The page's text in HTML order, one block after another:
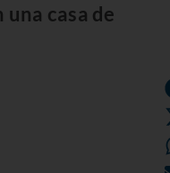
casa de